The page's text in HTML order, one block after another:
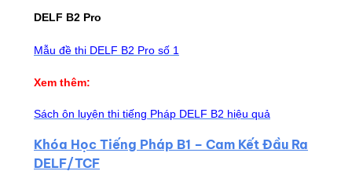
DELF B2 Pro
Mẫu đề thi DELF B2 Pro số 1
Xem thêm:
Sách ôn luyện thi tiếng Pháp DELF B2 hiệu quả
Khóa Học Tiếng Pháp B1 – Cam Kết Đầu Ra
DELF/TCF